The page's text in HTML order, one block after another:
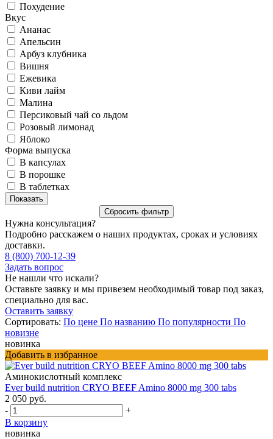
Похудение
Вкус
Ананас
Апельсин
Арбуз клубника
Вишня
Ежевика
Киви лайм
Малина
Персиковый чай со льдом
Розовый лимонад
Яблоко
Форма выпуска
В капсулах
В порошке
В таблетках
Нужна консультация?
Подробно расскажем о наших продуктах, сроках и условиях
доставки.
8 (800) 700-12-39
Задать вопрос
Не нашли что искали?
Оставьте заявку и мы привезем необходимый товар под заказ,
специально для вас.
Оставить заявку
Сортировать: По цене По названию По популярности По
новизне
новинка
Добавить в избранное
Аминокислотный комплекс
Ever build nutrition CRYO BEEF Amino 8000 mg 300 tabs
2 050 руб.
-
+
В корзину
новинка